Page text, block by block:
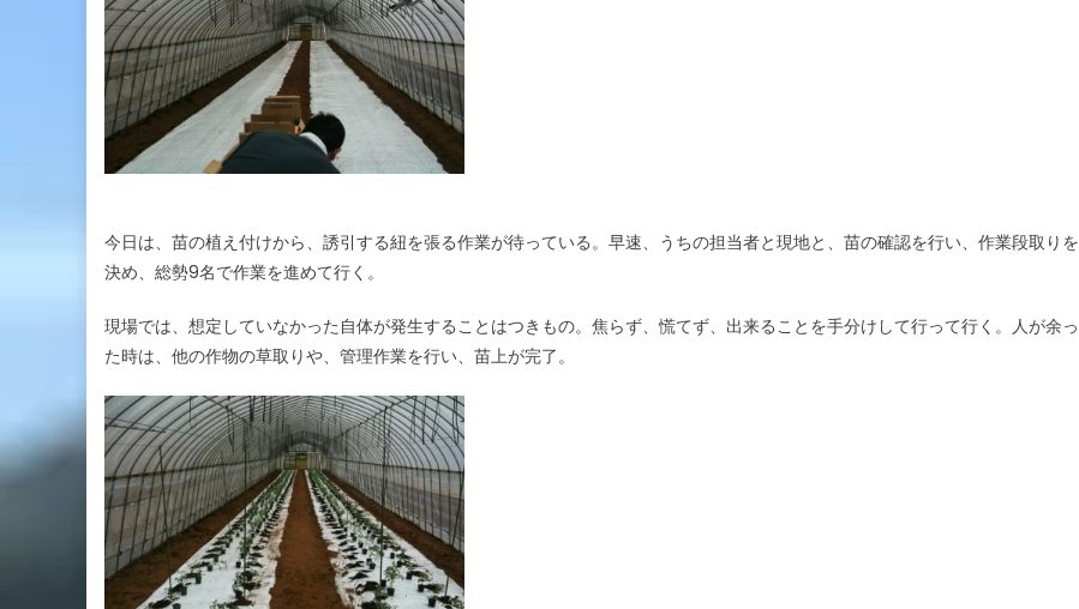
今日は、苗の植え付けから、誘引する紐を張る作業が待っている。早速、うちの担当者と現地と、苗の確認を行い、作業段取りを
決め、総勢9名で作業を進めて行く。
現場では、想定していなかった自体が発生することはつきもの。焦らず、慌てず、出来ることを手分けして行って行く。人が余っ
た時は、他の作物の草取りや、管理作業を行い、苗上が完了。